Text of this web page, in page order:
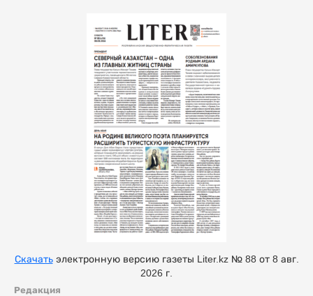
Редакция
Скачатьэлектронную версию газеты Liter.kz № 88 от 8 авг.
2026 г.